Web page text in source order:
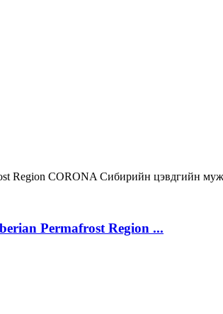
Region CORONA Сибирийн цэвдгийн муж
Permafrost Region ...